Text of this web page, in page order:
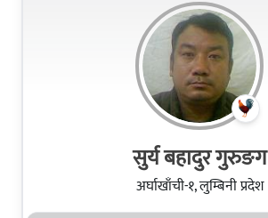
सुर्य बहादुर गुरुङग
अर्घाखाँची-१, लुम्बिनी प्रदेश